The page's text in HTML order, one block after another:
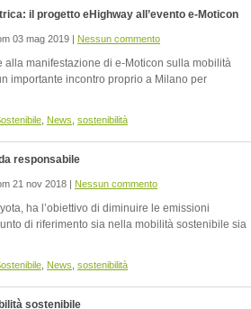
il progetto eHighway all’evento e-Moticon
03 mag 2019 | Nessun commento
alla manifestazione di e-Moticon sulla mobilità
importante incontro proprio a Milano per
News sostenibilità
responsabile
21 nov 2018 | Nessun commento
ha l’obiettivo di diminuire le emissioni
di riferimento sia nella mobilità sostenibile sia
News sostenibilità
sostenibile